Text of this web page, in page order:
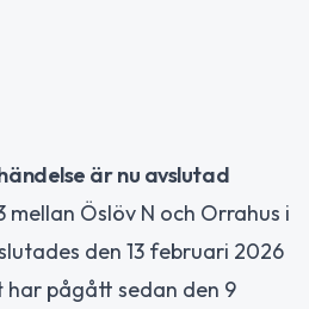
är nu avslutad
mellan Öslöv N och Orrahus i
den 13 februari 2026
har pågått sedan den 9